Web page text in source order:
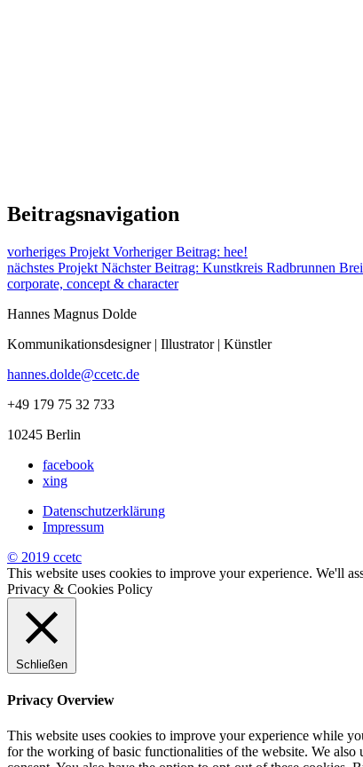
Beitragsnavigation
vorheriges Projekt Vorheriger Beitrag: hee!
nächstes Projekt Nächster Beitrag: Kunstkreis Radbrunnen
corporate, concept & character
Hannes Magnus Dolde
Kommunikationsdesigner | Illustrator | Künstler
hannes.dolde@ccetc.de
+49 179 75 32 733
10245 Berlin
facebook
xing
Datenschutzerklärung
Impressum
© 2019 ccetc
This website uses cookies to improve your experience. We'll
Privacy & Cookies Policy
Schließen
Privacy Overview
This website uses cookies to improve your experience while
for the working of basic functionalities of the website. We